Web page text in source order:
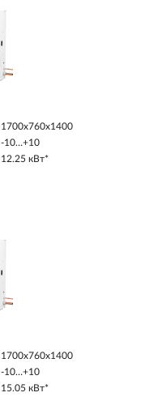
1700х760х1400
-10…+10
12.25 кВт*
1700х760х1400
-10…+10
15.05 кВт*